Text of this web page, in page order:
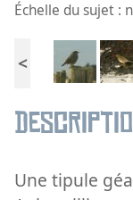
Échelle du sujet :
<
Une tipule